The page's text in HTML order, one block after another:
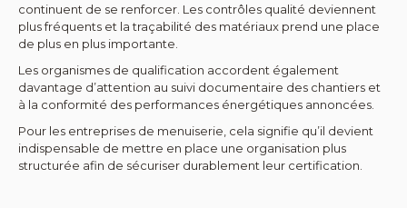
continuent de se renforcer. Les contrôles qualité deviennent
plus fréquents et la traçabilité des matériaux prend une place
de plus en plus importante.
Les organismes de qualification accordent également
davantage d’attention au suivi documentaire des chantiers et
à la conformité des performances énergétiques annoncées.
Pour les entreprises de menuiserie, cela signifie qu’il devient
indispensable de mettre en place une organisation plus
structurée afin de sécuriser durablement leur certification.